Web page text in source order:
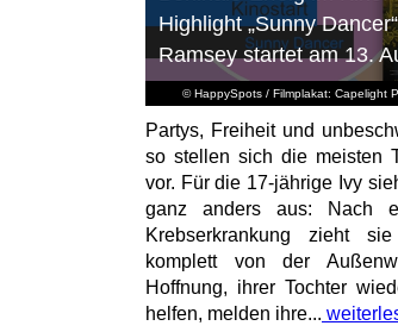
© HappySpots / Filmplakat: Capelight
Highlight „Sunny
Ramsey startet am 13.
Partys, Freiheit und
so stellen sich die meisten
vor. Für die 17-jährige Ivy
ganz anders aus: Nach
Krebserkrankung zieht
komplett von der
Hoffnung, ihrer Tochter
helfen, melden ihre...